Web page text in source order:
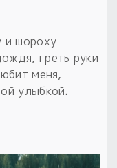
и шороху
греть руки
меня,
улыбкой.